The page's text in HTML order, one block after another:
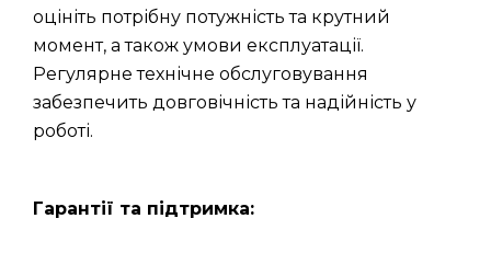
оцініть потрібну потужність та крутний
момент, а також умови експлуатації.
Регулярне технічне обслуговування
забезпечить довговічність та надійність у
роботі.
Гарантії та підтримка: